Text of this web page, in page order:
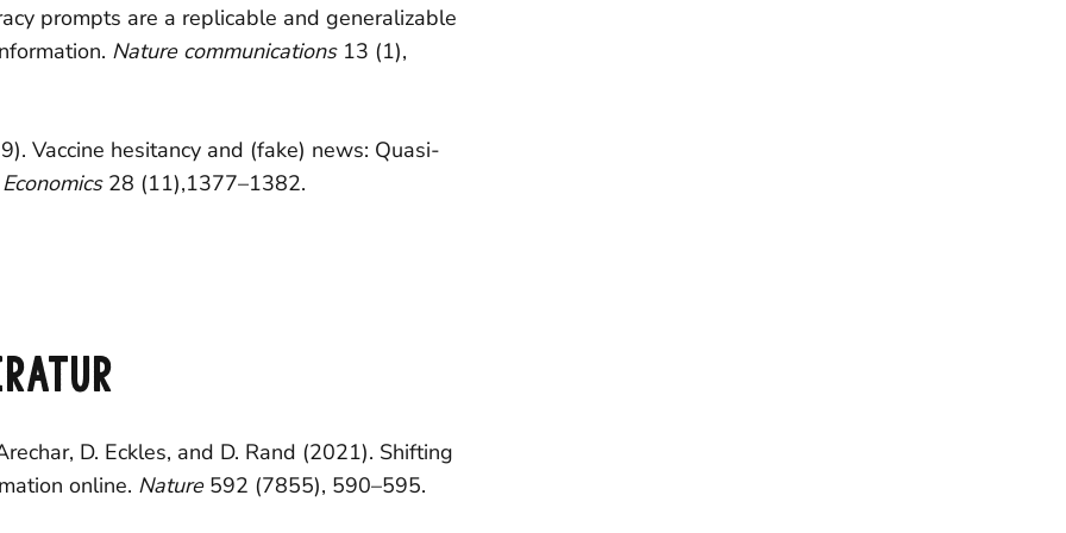
prompts are a replicable and generalizable
Nature communications13 (1),
Vaccine hesitancy and (fake) news: Quasi-
28 (11),1377–1382.
D. Eckles, and D. Rand (2021). Shifting
online. Nature592 (7855), 590–595.